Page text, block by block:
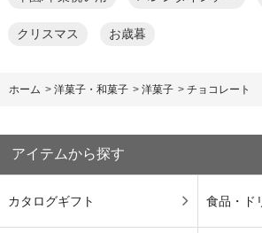
クリスマス お歳暮
ホーム > 洋菓子・和菓子 > 洋菓子 > チョコレート
アイテムから探す
カタログギフト 食品・ド